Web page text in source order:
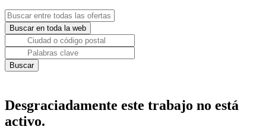
Desgraciadamente este trabajo no está
activo.